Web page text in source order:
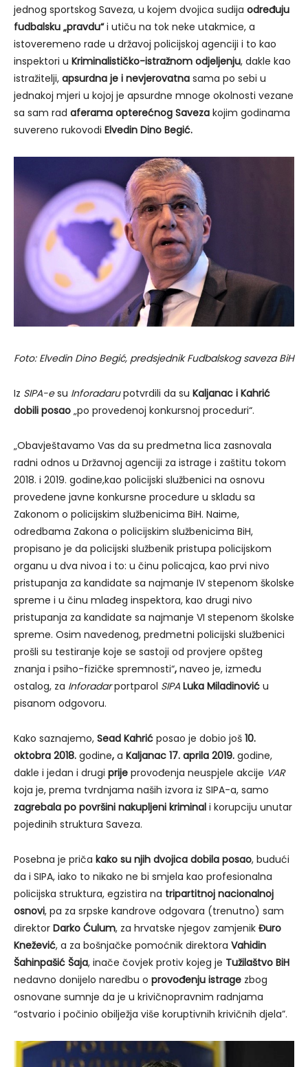
jednog sportskog Saveza, u kojem dvojica sudija određuju
fudbalsku „pravdu“i utiču na tok neke utakmice, a
istoveremeno rade u državoj policijskoj agenciji i to kao
inspektori u Kriminalističko-istražnom odjeljenju, dakle kao
istražitelji, apsurdna je i nevjerovatna sama po sebi u
jednakoj mjeri u kojoj je apsurdne mnoge okolnosti vezane
sa sam rad aferama opterećnog Saveza kojim godinama
suvereno rukovodi Elvedin Dino Begić.
Foto: Elvedin Dino Begić, predsjednik Fudbalskog saveza BiH
Iz SIPA-esu Inforadarupotvrdili da su Kaljanac i Kahrić
dobili posao „po provedenoj konkursnoj proceduri“.
„Obavještavamo Vas da su predmetna lica zasnovala
radni odnos u Državnoj agenciji za istrage i zaštitu tokom
2018. i 2019. godine,kao policijski službenici na osnovu
provedene javne konkursne procedure u skladu sa
Zakonom o policijskim službenicima BiH. Naime,
odredbama Zakona o policijskim službenicima BiH,
propisano je da policijski službenik pristupa policijskom
organu u dva nivoa i to: u činu policajca, kao prvi nivo
pristupanja za kandidate sa najmanje IV stepenom školske
spreme i u činu mlađeg inspektora, kao drugi nivo
pristupanja za kandidate sa najmanje VI stepenom školske
spreme. Osim navedenog, predmetni policijski službenici
prošli su testiranje koje se sastoji od provjere opšteg
znanja i psiho-fizičke spremnosti“, naveo je, između
ostalog, za Inforadarportparol SIPA Luka Miladinović u
pisanom odgovoru.
Kako saznajemo, Sead Kahrić posao je dobio još 10.
oktobra 2018. godine, a Kaljanac 17. aprila 2019. godine,
dakle i jedan i drugi prije provođenja neuspjele akcije VAR
koja je, prema tvrdnjama naših izvora iz SIPA-a, samo
zagrebala po površini nakupljeni kriminal i korupciju unutar
pojedinih struktura Saveza.
Posebna je priča kako su njih dvojica dobila posao, budući
da i SIPA, iako to nikako ne bi smjela kao profesionalna
policijska struktura, egzistira na tripartitnoj nacionalnoj
osnovi, pa za srpske kandrove odgovara (trenutno) sam
direktor Darko Ćulum, za hrvatske njegov zamjenik Đuro
Knežević, a za bošnjačke pomoćnik direktora Vahidin
Šahinpašić Šaja, inače čovjek protiv kojeg je Tužilaštvo BiH
nedavno donijelo naredbu o provođenju istrage zbog
osnovane sumnje da je u krivičnopravnim radnjama
“ostvario i počinio obilježja više koruptivnih krivičnih djela”.